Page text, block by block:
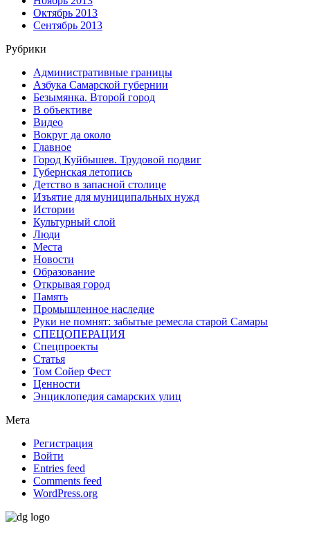
Октябрь 2013
Сентябрь 2013
Рубрики
Административные границы
Азбука Самарской губернии
Безымянка. Второй город
В объективе
Видео
Вокруг да около
Главное
Город Куйбышев. Трудовой подвиг
Губернская летопись
Детство в запасной столице
Изъятие для муниципальных нужд
Истории
Культурный слой
Люди
Места
Новости
Образование
Открывая город
Память
Промышленное наследие
Руки не помнят: забытые ремесла старой Самары
СПЕЦОПЕРАЦИЯ
Спецпроекты
Статья
Том Сойер Фест
Ценности
Энциклопедия самарских улиц
Мета
Регистрация
Войти
Entries feed
Comments feed
WordPress.org